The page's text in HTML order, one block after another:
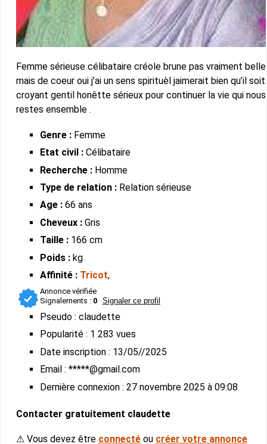
Femme sérieuse célibataire créole brune pas vraiment belle
mais de coeur oui j’ai un sens spirituèl jaimerait bien qu’il soit
croyant gentil honêtte sérieux pour continuer la vie qui nous
restes ensemble .
Genre : Femme
Etat civil : Célibataire
Recherche : Homme
Type de relation : Relation sérieuse
Age : 66 ans
Cheveux : Gris
Taille : 166 cm
Poids : kg
Affinité : Tricot,
Annonce vérifiée
Signalements : 0 Signaler ce profil
Pseudo : claudette
Popularité : 1 283 vues
Date inscription : 13/05//2025
Email : *****@gmail.com
Dernière connexion : 27 novembre 2025 à 09:08
Contacter gratuitement claudette
⚠ Vous devez être connectéou créer votre annonce